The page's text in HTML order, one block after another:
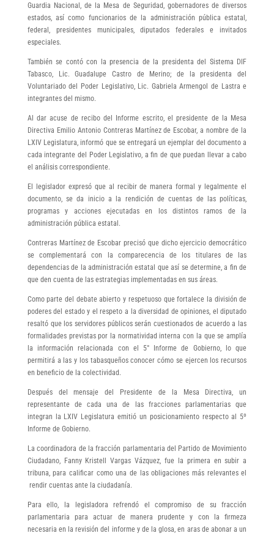
Guardia Nacional, de la Mesa de Seguridad, gobernadores de diversos
estados, así como funcionarios de la administración pública estatal,
federal, presidentes municipales, diputados federales e invitados
especiales.
También se contó con la presencia de la presidenta del Sistema DIF
Tabasco, Lic. Guadalupe Castro de Merino; de la presidenta del
Voluntariado del Poder Legislativo, Lic. Gabriela Armengol de Lastra e
integrantes del mismo.
Al dar acuse de recibo del Informe escrito, el presidente de la Mesa
Directiva Emilio Antonio Contreras Martínez de Escobar, a nombre de la
LXIV Legislatura, informó que se entregará un ejemplar del documento a
cada integrante del Poder Legislativo, a fin de que puedan llevar a cabo
el análisis correspondiente.
El legislador expresó que al recibir de manera formal y legalmente el
documento, se da inicio a la rendición de cuentas de las políticas,
programas y acciones ejecutadas en los distintos ramos de la
administración pública estatal.
Contreras Martínez de Escobar precisó que dicho ejercicio democrático
se complementará con la comparecencia de los titulares de las
dependencias de la administración estatal que así se determine, a fin de
que den cuenta de las estrategias implementadas en sus áreas.
Como parte del debate abierto y respetuoso que fortalece la división de
poderes del estado y el respeto a la diversidad de opiniones, el diputado
resaltó que los servidores públicos serán cuestionados de acuerdo a las
formalidades previstas por la normatividad interna con la que se amplía
la información relacionada con el 5° Informe de Gobierno, lo que
permitirá a las y los tabasqueños conocer cómo se ejercen los recursos
en beneficio de la colectividad.
Después del mensaje del Presidente de la Mesa Directiva, un
representante de cada una de las fracciones parlamentarias que
integran la LXIV Legislatura emitió un posicionamiento respecto al 5º
Informe de Gobierno.
La coordinadora de la fracción parlamentaria del Partido de Movimiento
Ciudadano, Fanny Kristell Vargas Vázquez, fue la primera en subir a
tribuna, para calificar como una de las obligaciones más relevantes el
rendir cuentas ante la ciudadanía.
Para ello, la legisladora refrendó el compromiso de su fracción
parlamentaria para actuar de manera prudente y con la firmeza
necesaria en la revisión del informe y de la glosa, en aras de abonar a un